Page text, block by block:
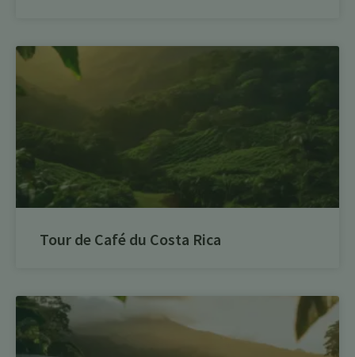
Tour de Café du Costa Rica